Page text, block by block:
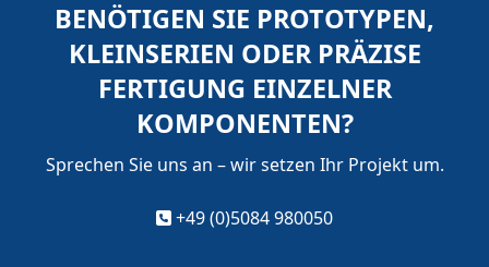
BENÖTIGEN SIE PROTOTYPEN,
KLEINSERIEN ODER PRÄZISE
FERTIGUNG EINZELNER
KOMPONENTEN?
Sprechen Sie uns an – wir setzen Ihr Projekt um.
+49 (0)5084 980050